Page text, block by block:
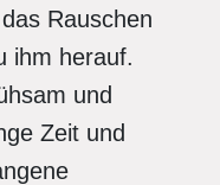
Rauschen
ihm herauf.
und
Zeit und